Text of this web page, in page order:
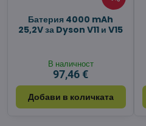
Батерия 4000 mAh
25,2V за Dyson V11 и V15
В наличност
97,46 €
Добави в количката